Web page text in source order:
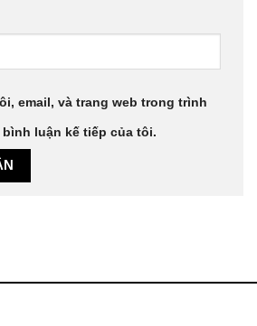
email, và trang web trong trình
luận kế tiếp của tôi.